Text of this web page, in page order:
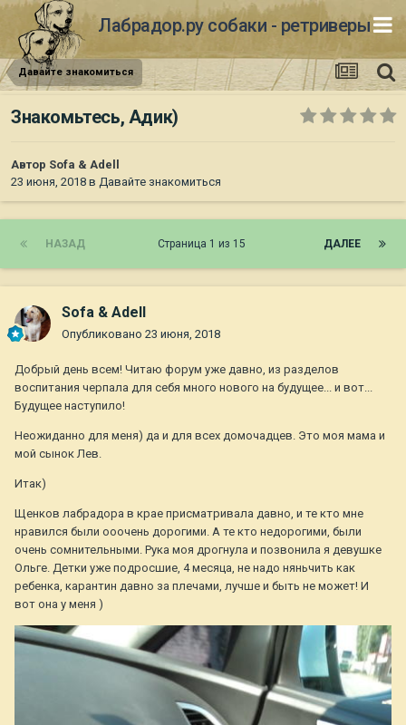
Лабрадор.ру собаки - ретриверы
Давайте знакомиться
Знакомьтесь, Адик)
Автор Sofa & Adell
23 июня, 2018 в Давайте знакомиться
НАЗАД ДАЛЕЕ
Страница 1 из 15
Sofa & Adell
Опубликовано 23 июня, 2018
Добрый день всем! Читаю форум уже давно, из разделов
воспитания черпала для себя много нового на будущее... и вот...
Будущее наступило!
Неожиданно для меня) да и для всех домочадцев. Это моя мама и
мой сынок Лев.
Итак)
Щенков лабрадора в крае присматривала давно, и те кто мне
нравился были ооочень дорогими. А те кто недорогими, были
очень сомнительными. Рука моя дрогнула и позвонила я девушке
Ольге. Детки уже подросшие, 4 месяца, не надо няньчить как
ребенка, карантин давно за плечами, лучше и быть не может! И
вот она у меня )